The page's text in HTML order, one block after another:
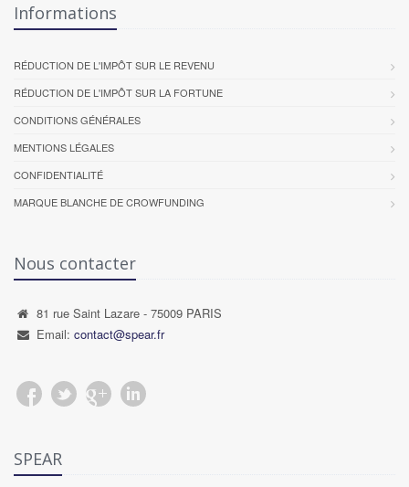
Informations
RÉDUCTION DE L'IMPÔT SUR LE REVENU
RÉDUCTION DE L'IMPÔT SUR LA FORTUNE
CONDITIONS GÉNÉRALES
MENTIONS LÉGALES
CONFIDENTIALITÉ
MARQUE BLANCHE DE CROWFUNDING
Nous contacter
81 rue Saint Lazare - 75009 PARIS
Email: contact@spear.fr
SPEAR